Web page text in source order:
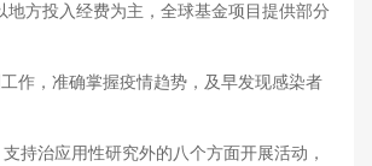
地方投入经费为主，全球基金项目提供部分
作，准确掌握疫情趋势，及早发现感染者
持治应用性研究外的八个方面开展活动，